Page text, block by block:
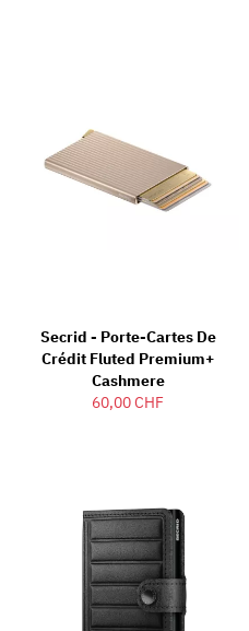
Secrid - Porte-Cartes De
Crédit Fluted Premium+
Cashmere
60,00 CHF